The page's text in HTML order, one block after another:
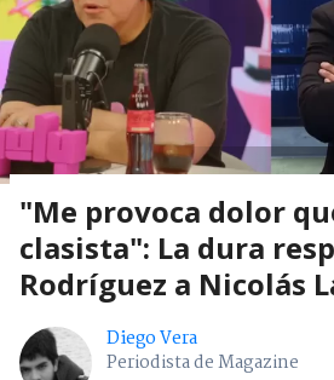
"Me provoca dolor
clasista": La dura
Rodríguez a Nicolás
Diego Vera
Periodista de Magazine